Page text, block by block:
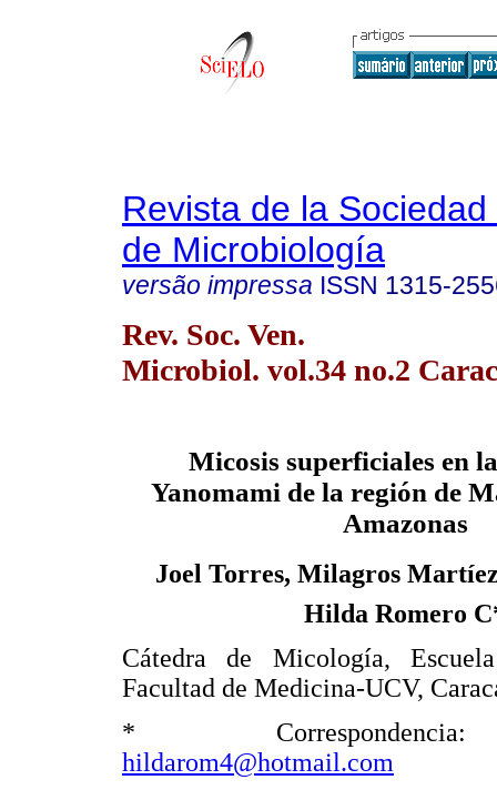
Revista de la
de Microbiología
versão impressa ISSN 1315-
Rev. Soc. Ven.
Microbiol. vol.34 no.2
Micosis superficiales en
Yanomami de la región de
Amazonas
Joel Torres, Milagros
Hilda Romero
Cátedra de Micología,
Facultad de Medicina-UCV,
*
hildarom4@hotmail.com